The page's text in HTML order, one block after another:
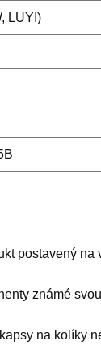
LUYI)
postavený na
známé
na kolíky